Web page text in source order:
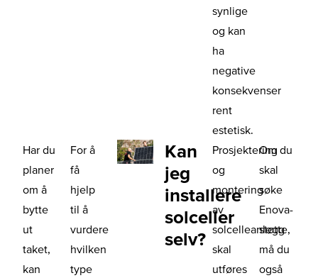
synlige
og kan
ha
negative
konsekvenser
rent
estetisk.
Har du
planer
om å
bytte
ut
taket,
kan
For å
få
hjelp
til å
vurdere
hvilken
type
Kan
jeg
installere
solceller
selv?
Prosjektering
og
montering
av
solcelleanlegg
skal
utføres
Om du
skal
søke
Enova-
støtte,
må du
også